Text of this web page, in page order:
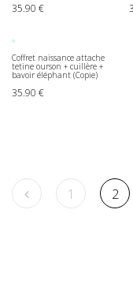
35.90 €
Coffret naissance attache
tetine ourson + cuillère +
bavoir éléphant (Copie)
35.90 €
1 2